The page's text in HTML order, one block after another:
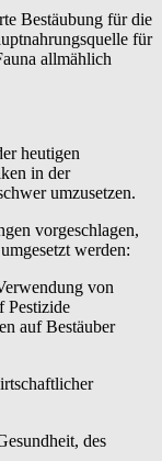
Bestäubung für die
für
allmählich
heutigen
in der
umzusetzen.
vorgeschlagen,
werden:
von
Pestizide
auf Bestäuber
des